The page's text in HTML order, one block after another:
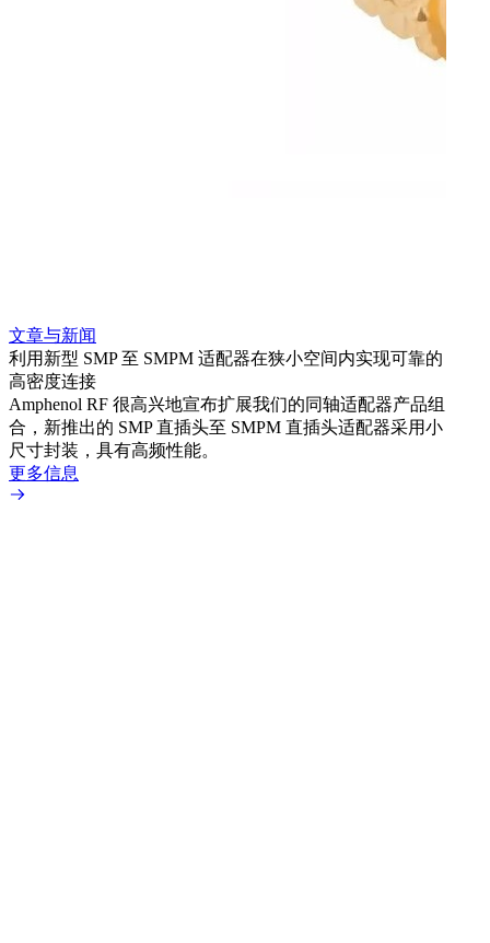
文章与新闻
利用新型 SMP 至 SMPM 适配器在狭小空间内实现可靠的
高密度连接
Amphenol RF 很高兴地宣布扩展我们的同轴适配器产品组
合，新推出的 SMP 直插头至 SMPM 直插头适配器采用小
尺寸封装，具有高频性能。
更多信息